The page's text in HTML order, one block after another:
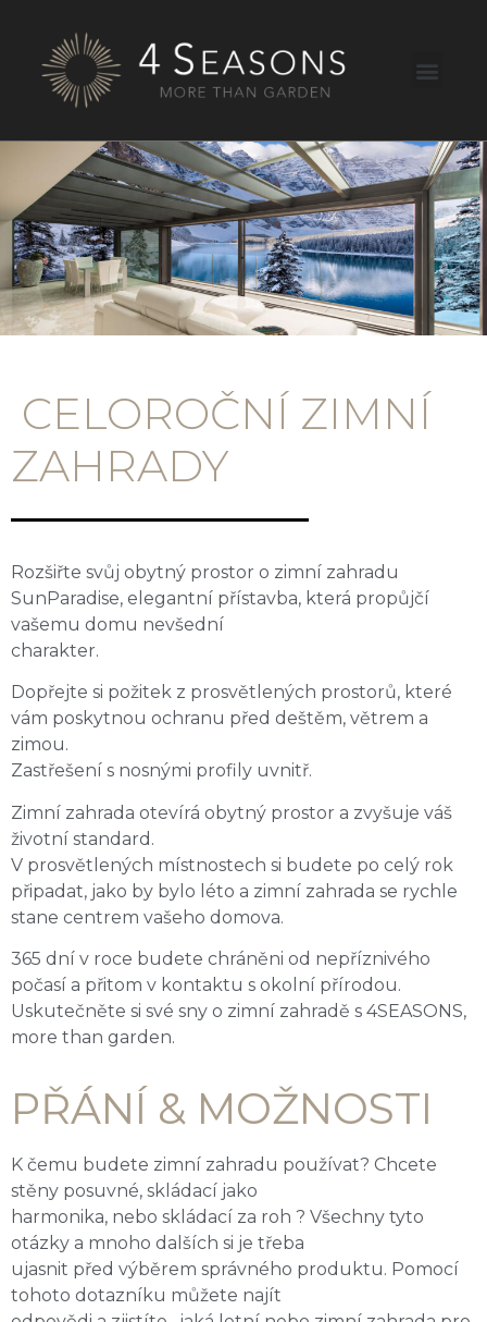
CELOROČNÍ ZIMNÍ
ZAHRADY
Rozšiřte svůj obytný prostor o zimní zahradu
SunParadise, elegantní přístavba, která propůjčí
vašemu domu nevšední
charakter.
Dopřejte si požitek z prosvětlených prostorů, které
vám poskytnou ochranu před deštěm, větrem a
zimou.
Zastřešení s nosnými profily uvnitř.
Zimní zahrada otevírá obytný prostor a zvyšuje váš
životní standard.
V prosvětlených místnostech si budete po celý rok
připadat, jako by bylo léto a zimní zahrada se rychle
stane centrem vašeho domova.
365 dní v roce budete chráněni od nepříznivého
počasí a přitom v kontaktu s okolní přírodou.
Uskutečněte si své sny o zimní zahradě s 4SEASONS,
more than garden.
PŘÁNÍ & MOŽNOSTI
K čemu budete zimní zahradu používat? Chcete
stěny posuvné, skládací jako
harmonika, nebo skládací za roh ? Všechny tyto
otázky a mnoho dalších si je třeba
ujasnit před výběrem správného produktu. Pomocí
tohoto dotazníku můžete najít